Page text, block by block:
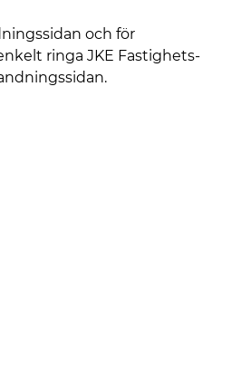
och för
ringa JKE Fastighets-